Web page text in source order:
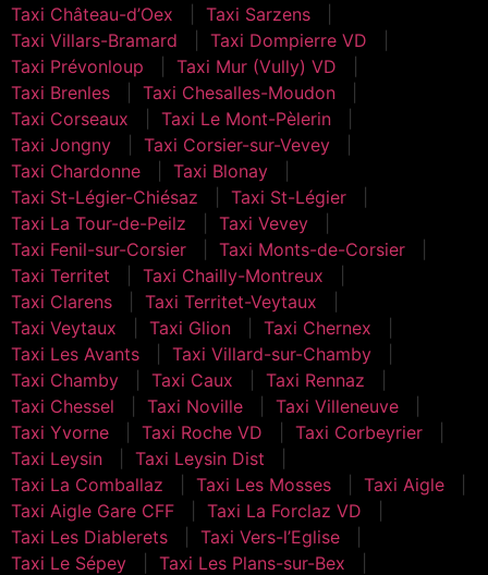
Taxi Château-d’Oex
Taxi Sarzens
Taxi Villars-Bramard
Taxi Dompierre VD
Taxi Prévonloup
Taxi Mur (Vully) VD
Taxi Brenles
Taxi Chesalles-Moudon
Taxi Corseaux
Taxi Le Mont-Pèlerin
Taxi Jongny
Taxi Corsier-sur-Vevey
Taxi Chardonne
Taxi Blonay
Taxi St-Légier-Chiésaz
Taxi St-Légier
Taxi La Tour-de-Peilz
Taxi Vevey
Taxi Fenil-sur-Corsier
Taxi Monts-de-Corsier
Taxi Territet
Taxi Chailly-Montreux
Taxi Clarens
Taxi Territet-Veytaux
Taxi Veytaux
Taxi Glion
Taxi Chernex
Taxi Les Avants
Taxi Villard-sur-Chamby
Taxi Chamby
Taxi Caux
Taxi Rennaz
Taxi Chessel
Taxi Noville
Taxi Villeneuve
Taxi Yvorne
Taxi Roche VD
Taxi Corbeyrier
Taxi Leysin
Taxi Leysin Dist
Taxi La Comballaz
Taxi Les Mosses
Taxi Aigle
Taxi Aigle Gare CFF
Taxi La Forclaz VD
Taxi Les Diablerets
Taxi Vers-l’Eglise
Taxi Le Sépey
Taxi Les Plans-sur-Bex